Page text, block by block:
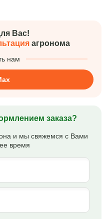
Вас!
агронома
нам
заказа?
и мы свяжемся с Вами
время